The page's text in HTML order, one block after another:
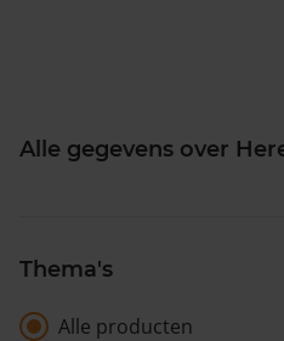
Alle gegevens over
Thema's
Alle producten